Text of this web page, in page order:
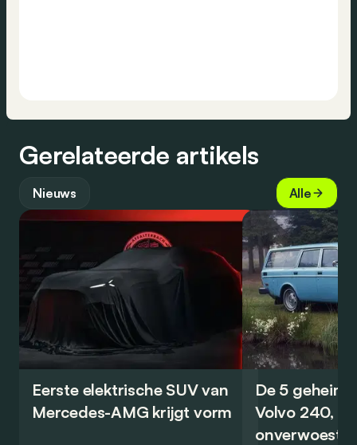
Gerelateerde artikels
Nieuws Alle
Eerste elektrische SUV van
Mercedes-AMG krijgt vorm
De 5
Volvo 240, de